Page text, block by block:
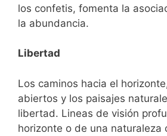
los confetis, fomenta la
la abundancia.
Libertad
Los caminos hacia el
abiertos y los paisajes
libertad. Lineas de visión
horizonte o de una naturaleza